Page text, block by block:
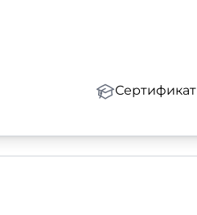
Сертификат